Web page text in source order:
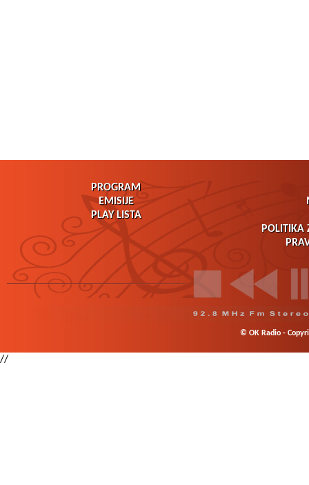
PROGRAM
EMISIJE
PLAY LISTA
POLITIKA
© OK Radio -
//